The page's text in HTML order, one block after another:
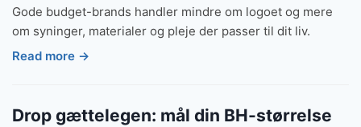
Gode budget-brands handler mindre om logoet og mere
om syninger, materialer og pleje der passer til dit liv.
Read more →
Drop gættelegen: mål din BH-størrelse